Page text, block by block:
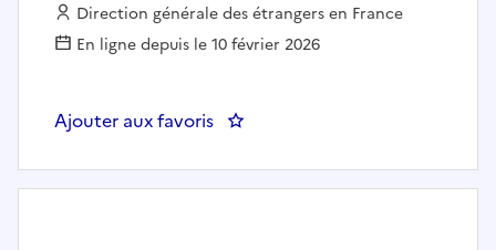
Employeur :
Direction générale des étrangers en France
En ligne depuis le 10 février 2026
Ajouter aux favoris : DGEF - Assistant-e pour le